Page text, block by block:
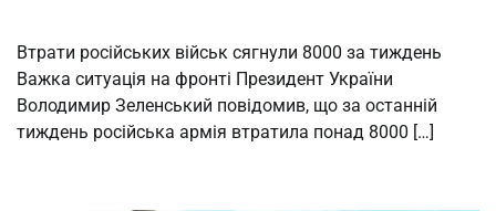
Втрати російських військ сягнули 8000 за тиждень
Важка ситуація на фронті Президент України
Володимир Зеленський повідомив, що за останній
тиждень російська армія втратила понад 8000 […]